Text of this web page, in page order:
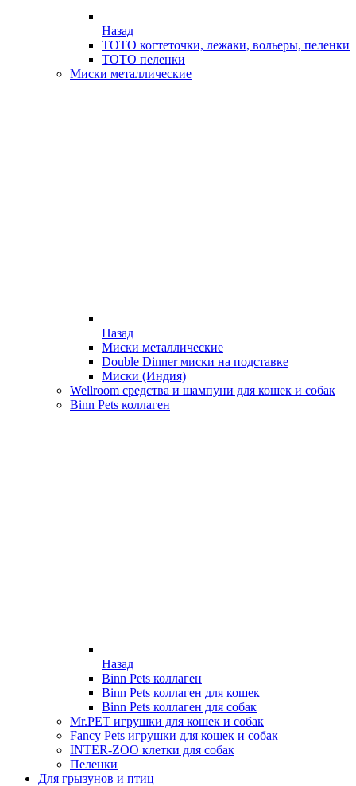
Назад
ТОТО когтеточки, лежаки, вольеры, пеленки
ТОТО пеленки
Миски металлические
Назад
Миски металлические
Double Dinner миски на подставке
Миски (Индия)
Wellroom средства и шампуни для кошек и собак
Binn Pets коллаген
Назад
Binn Pets коллаген
Binn Pets коллаген для кошек
Binn Pets коллаген для собак
Mr.PET игрушки для кошек и собак
Fancy Pets игрушки для кошек и собак
INTER-ZOO клетки для собак
Пеленки
Для грызунов и птиц